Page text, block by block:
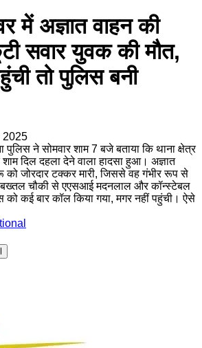
में अज्ञात वाहन की
सवार युवक की मौत,
तो पुलिस बनी
2025
पुलिस ने सोमवार शाम 7 बजे बताया कि थाना क्षेत्र
दिल दहला देने वाला हादसा हुआ। अज्ञात
जोरदार टक्कर मारी, जिससे वह गंभीर रूप से
बख्तल चौकी से एएसआई मदनलाल और कॉन्स्टेबल
कई बार कॉल किया गया, मगर नहीं पहुंची। ऐसे